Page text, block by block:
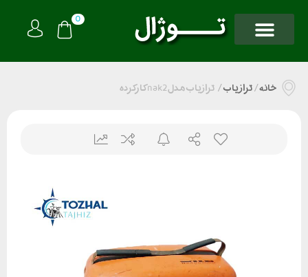
0
خانه/تراز یاب/ ترازیاب مدل nak2 کارکرده